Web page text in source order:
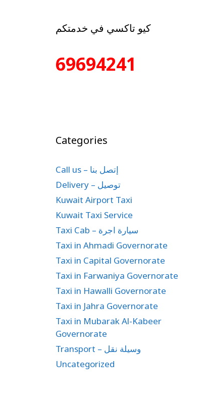
كيو تاكسي في خدمتكم
69694241
Categories
Call us – إتصل بنا
Delivery – توصيل
Kuwait Airport Taxi
Kuwait Taxi Service
Taxi Cab – سيارة اجرة
Taxi in Ahmadi Governorate
Taxi in Capital Governorate
Taxi in Farwaniya Governorate
Taxi in Hawalli Governorate
Taxi in Jahra Governorate
Taxi in Mubarak Al-Kabeer
Governorate
Transport – وسيلة نقل
Uncategorized